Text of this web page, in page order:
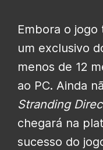
Embora o
um exclusivo
menos de 12
ao PC. Ainda
Stranding
chegará na
sucesso do